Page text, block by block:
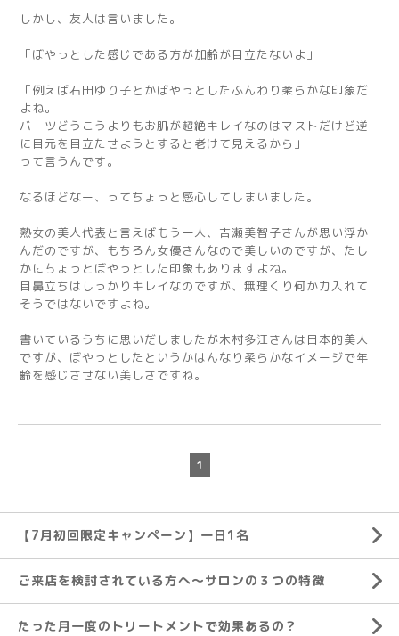
しかし、友人は言いました。
「ぼやっとした感じである方が加齢が目立たないよ」
「例えば石田ゆり子とかぼやっとしたふんわり柔らかな印象だ
よね。
バーツどうこうよりもお肌が超絶キレイなのはマストだけど逆
に目元を目立たせようとすると老けて見えるから」
って言うんです。
なるほどなー、ってちょっと感心してしまいました。
熟女の美人代表と言えばもう一人、吉瀬美智子さんが思い浮か
んだのですが、もちろん女優さんなので美しいのですが、たし
かにちょっとぼやっとした印象もありますよね。
目鼻立ちはしっかりキレイなのですが、無理くり何か力入れて
そうではないですよね。
書いているうちに思いだしましたが木村多江さんは日本的美人
ですが、ぼやっとしたというかはんなり柔らかなイメージで年
齢を感じさせない美しさですね。
1
【7月初回限定キャンペーン】一日1名
ご来店を検討されている方へ～サロンの３つの特徴
たった月一度のトリートメントで効果あるの？